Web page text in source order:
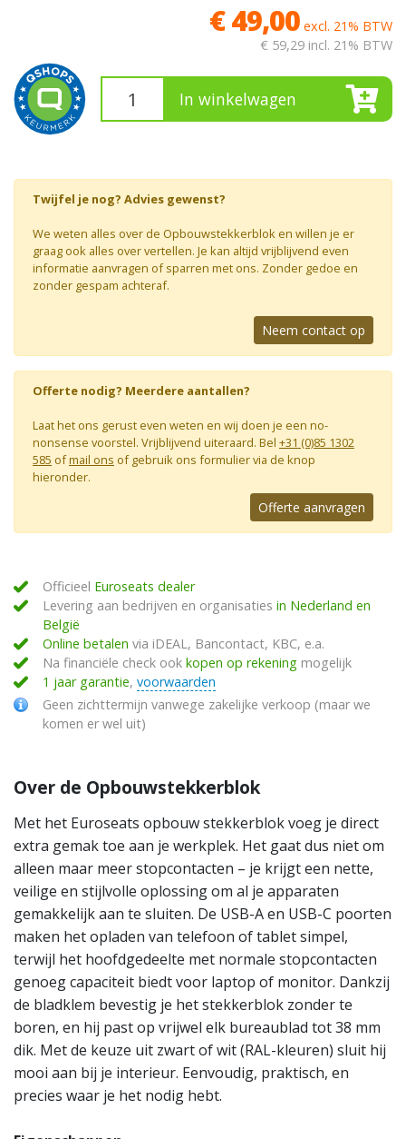
€ 49,00 excl. 21% BTW
€ 59,29 incl. 21% BTW
In winkelwagen
Twijfel je nog? Advies gewenst?
We weten alles over de Opbouwstekkerblok en willen je er
graag ook alles over vertellen. Je kan altijd vrijblijvend even
informatie aanvragen of sparren met ons. Zonder gedoe en
zonder gespam achteraf.
Neem contact op
Offerte nodig? Meerdere aantallen?
Laat het ons gerust even weten en wij doen je een no-
nonsense voorstel. Vrijblijvend uiteraard. Bel +31 (0)85 1302
585 ofmail ons of gebruik ons formulier via de knop
hieronder.
Offerte aanvragen
Officieel Euroseats dealer
Levering aan bedrijven en organisaties in Nederland en
België
Online betalen via iDEAL, Bancontact, KBC, e.a.
Na financiële check ook kopen op rekening mogelijk
1 jaar garantie, voorwaarden
Geen zichttermijn vanwege zakelijke verkoop (maar we
komen er wel uit)
Over de Opbouwstekkerblok
Met het Euroseats opbouw stekkerblok voeg je direct
extra gemak toe aan je werkplek. Het gaat dus niet om
alleen maar meer stopcontacten – je krijgt een nette,
veilige en stijlvolle oplossing om al je apparaten
gemakkelijk aan te sluiten. De USB-A en USB-C poorten
maken het opladen van telefoon of tablet simpel,
terwijl het hoofdgedeelte met normale stopcontacten
genoeg capaciteit biedt voor laptop of monitor. Dankzij
de bladklem bevestig je het stekkerblok zonder te
boren, en hij past op vrijwel elk bureaublad tot 38 mm
dik. Met de keuze uit zwart of wit (RAL-kleuren) sluit hij
mooi aan bij je interieur. Eenvoudig, praktisch, en
precies waar je het nodig hebt.